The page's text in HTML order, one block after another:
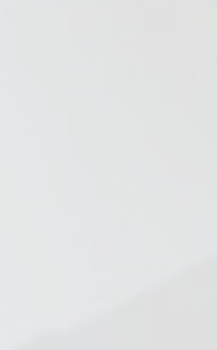
не существует, но есть набор
30 лет, я обнаружил, что
Outro
и безопасности. Но при
и стриминговые сервисы